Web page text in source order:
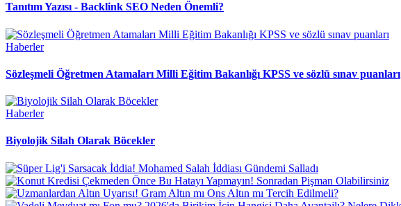
Tanıtım Yazısı - Backlink SEO Neden Önemli?
Haberler
Sözleşmeli Öğretmen Atamaları Milli Eğitim Bakanlığı KPSS ve sözlü sınav puanları
Haberler
Biyolojik Silah Olarak Böcekler